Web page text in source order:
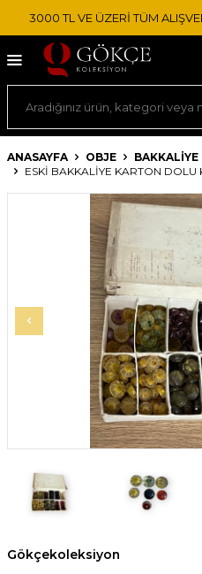
3000 TL VE ÜZERİ TÜM
ANASAYFA OBJE BAKKALIYE
ESKI BAKKALIYE KARTON DOLU
Gökçekoleksiyon